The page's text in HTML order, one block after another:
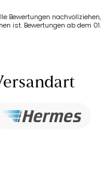
Bewertungen
ist. Bewertungen ab dem